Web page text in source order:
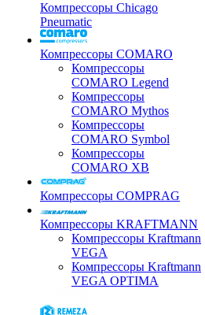
Компрессоры Chicago
Pneumatic
Компрессоры COMARO
Компрессоры
COMARO Legend
Компрессоры
COMARO Mythos
Компрессоры
COMARO Symbol
Компрессоры
COMARO XB
Компрессоры COMPRAG
Компрессоры KRAFTMANN
Компрессоры Kraftmann
VEGA
Компрессоры Kraftmann
VEGA OPTIMA